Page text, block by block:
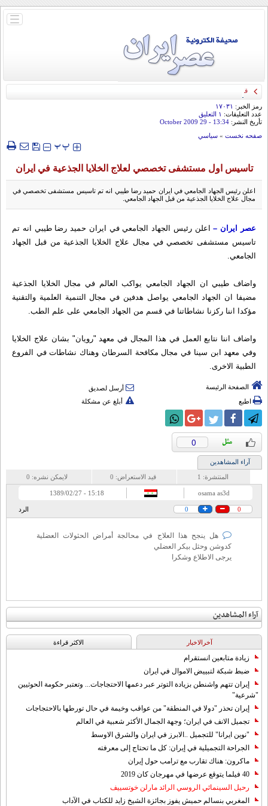
باز
قائد الحرس الثوري: إيران ستدمر أمريكا وإسرائيل والسعودية إذا تجاوزت خطوط طهران
الحمراء
رمز الخبر: ۱۷۰۳۱
عدد التعليقات: ۱ التعلیق
تأريخ النشر: 13:34
- 29 October 2009
صفحه نخست » سياسي
‍‍‍ پپ
تاسيس اول مستشفى تخصصي لعلاج الخلايا الجذعية في ايران
اعلن رئيس الجهاد الجامعي في ايران حميد رضا طيبي انه تم تاسيس مستشفى تخصصي في
مجال علاج الخلايا الجذعية من قبل الجهاد الجامعي.
عصر ايران –اعلن رئيس الجهاد الجامعي في ايران حميد رضا طيبي انه تم
تاسيس مستشفى تخصصي في مجال علاج الخلايا الجذعية من قبل الجهاد
الجامعي.
واضاف طيبي ان الجهاد الجامعي يواكب العالم في مجال الخلايا الجذعية
مضيفا ان الجهاد الجامعي يواصل هدفين في مجال التنمية العلمية والتقنية
مؤكدا اننا ركزنا نشاطاتنا في قسم من الجهاد الجامعي على علم الطب.
واضاف اننا نتابع العمل في هذا المجال في معهد "رويان" بشان علاج الخلايا
وفي معهد ابن سينا في مجال مكافحة السرطان وهناك نشاطات في الفروع
الطبية الاخرى.
الصفحة الرئيسة
أرسل لصديق
اطبع
أبلغ عن مشكلة
0
آراء المشاهدين
المنتشرة: 1 قيد الاستعراض: 0 لايمكن نشره: 0
osama as3d
15:18 - 1389/02/27
0
0 الرد
هل ينجح هذا العلاج في محالجة أمراض الحثولات العضلية
كدوشن وحثل بيكر العضلي
يرجى الاطلاع وشكرا
آراء المشاهدين
آخرالاخبار الاکثر قراءة
زيادة متابعين انستقرام
ضبط شبكة لتبييض الاموال في ايران
إيران تتهم واشنطن بزيادة التوتر عبر دعمها الاحتجاجات... وتعتبر حكومة الحوثيين
"شرعية"
إيران تحذر "دولا في المنطقة" من عواقب وخيمة في حال تورطها بالاحتجاجات
تجميل الانف في ايران؛ وجهة الجمال الأكثر شعبية في العالم
"نوين ايرانا" للتجميل ..الابرز في ايران والشرق الاوسط
الجراحة التجميلية في إيران: كل ما تحتاج إلى معرفته
ماكرون: هناك تقارب مع ترامب حول إيران
40 فيلما يتوقع عرضها في مهرجان كان 2019
رحيل السينمائي الروسي الرائد مارلن خوتسييف
المغربي بنسالم حميش يفوز بجائزة الشيخ زايد للكتاب في الآداب